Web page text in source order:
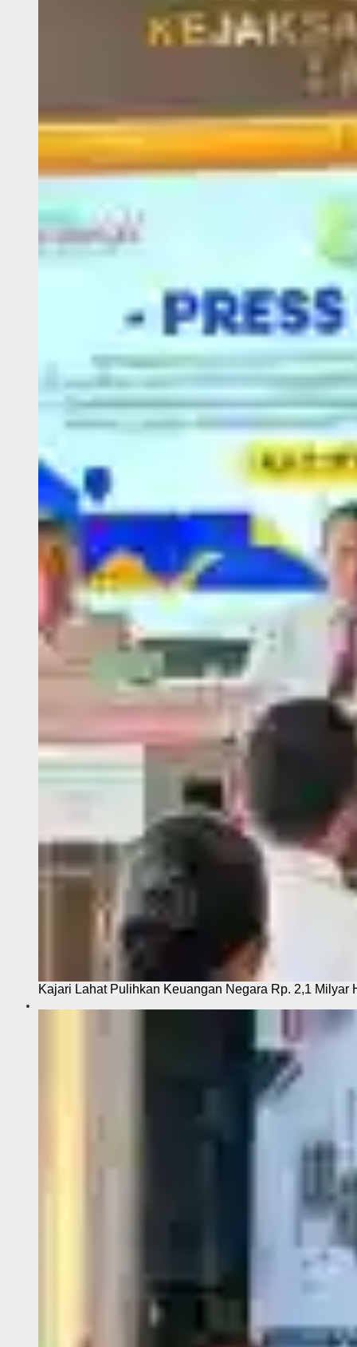
Kajari Lahat Pulihkan Keuangan Negara Rp. 2,1 Milyar